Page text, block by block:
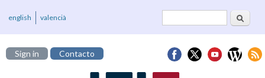
Formulario deBuscar
english valencià
Sign in Contacto